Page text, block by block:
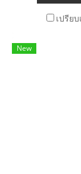
เปรียบ
New